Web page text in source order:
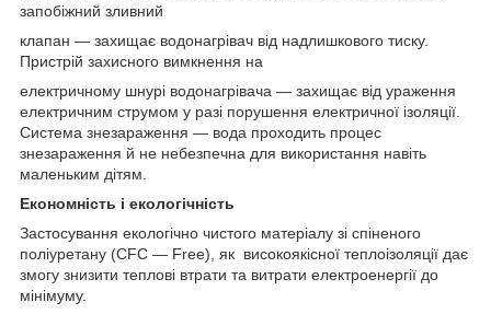
запобіжний зливний
клапан — захищає водонагрівач від надлишкового тиску.
Пристрій захисного вимкнення на
електричному шнурі водонагрівача — захищає від ураження
електричним струмом у разі порушення електричної ізоляції.
Система знезараження — вода проходить процес
знезараження й не небезпечна для використання навіть
маленьким дітям.
Економність і екологічність
Застосування екологічно чистого матеріалу зі спіненого
поліуретану (CFC — Free), як високоякісної теплоізоляції дає
змогу знизити теплові втрати та витрати електроенергії до
мінімуму.